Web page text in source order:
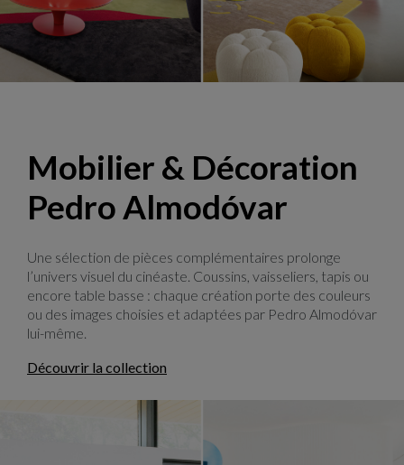
Bubble, design Sacha Lakic
Mobilier & Décoration
Pedro Almodóvar
Une sélection de pièces complémentaires prolonge
l’univers visuel du cinéaste. Coussins, vaisseliers, tapis ou
encore table basse : chaque création porte des couleurs
ou des images choisies et adaptées par Pedro Almodóvar
lui-même.
Découvrir la collection